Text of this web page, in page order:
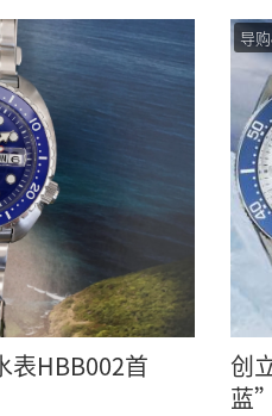
表HBB002首
导
创
蓝